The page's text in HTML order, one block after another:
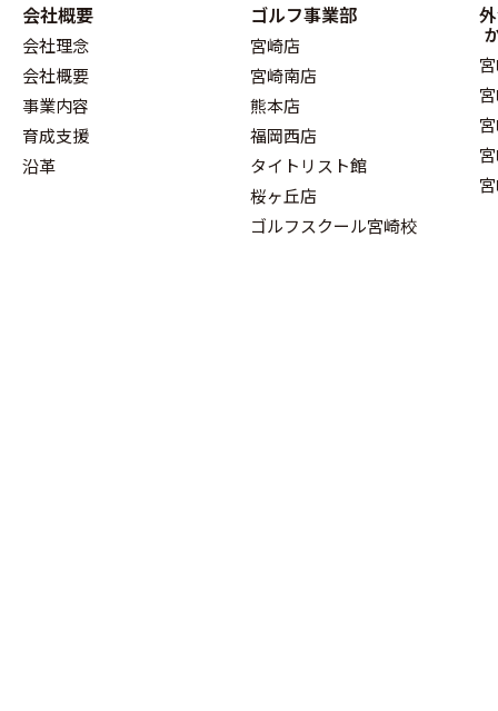
会社概要
会社理念
会社概要
事業内容
育成支援
沿革
ゴルフ事業部
宮崎店
宮崎南店
熊本店
福岡西店
タイトリスト館
桜ヶ丘店
ゴルフスクール宮崎校